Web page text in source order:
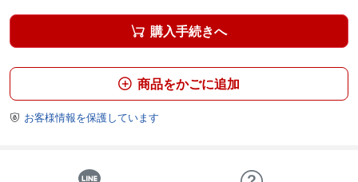
 購入手続きへ
 商品をかごに追加
 お客様情報を保護しています